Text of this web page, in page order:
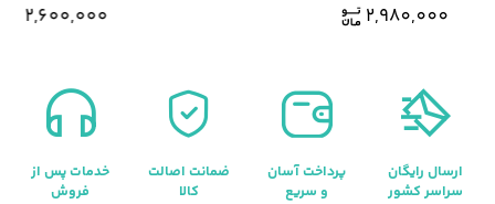
2,980,000
2,600,000
ارسال رایگان
سراسر کشور
پرداخت آسان
و سریع
ضمانت اصالت
کالا
خدمات پس از
فروش